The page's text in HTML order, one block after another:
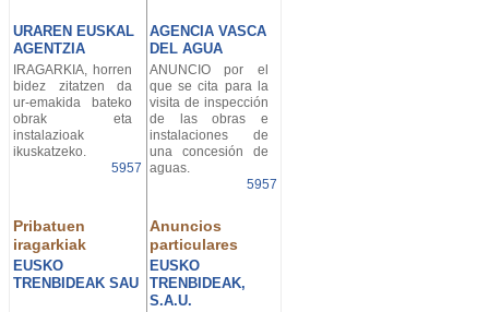
URAREN EUSKAL
AGENTZIA
AGENCIA VASCA
DEL AGUA
IRAGARKIA, horren
bidez zitatzen da
ur-emakida bateko
obrak eta
instalazioak
ikuskatzeko.
5957
ANUNCIO por el
que se cita para la
visita de inspección
de las obras e
instalaciones de
una concesión de
aguas.
5957
Pribatuen
iragarkiak
EUSKO
TRENBIDEAK SAU
Anuncios
particulares
EUSKO
TRENBIDEAK,
S.A.U.